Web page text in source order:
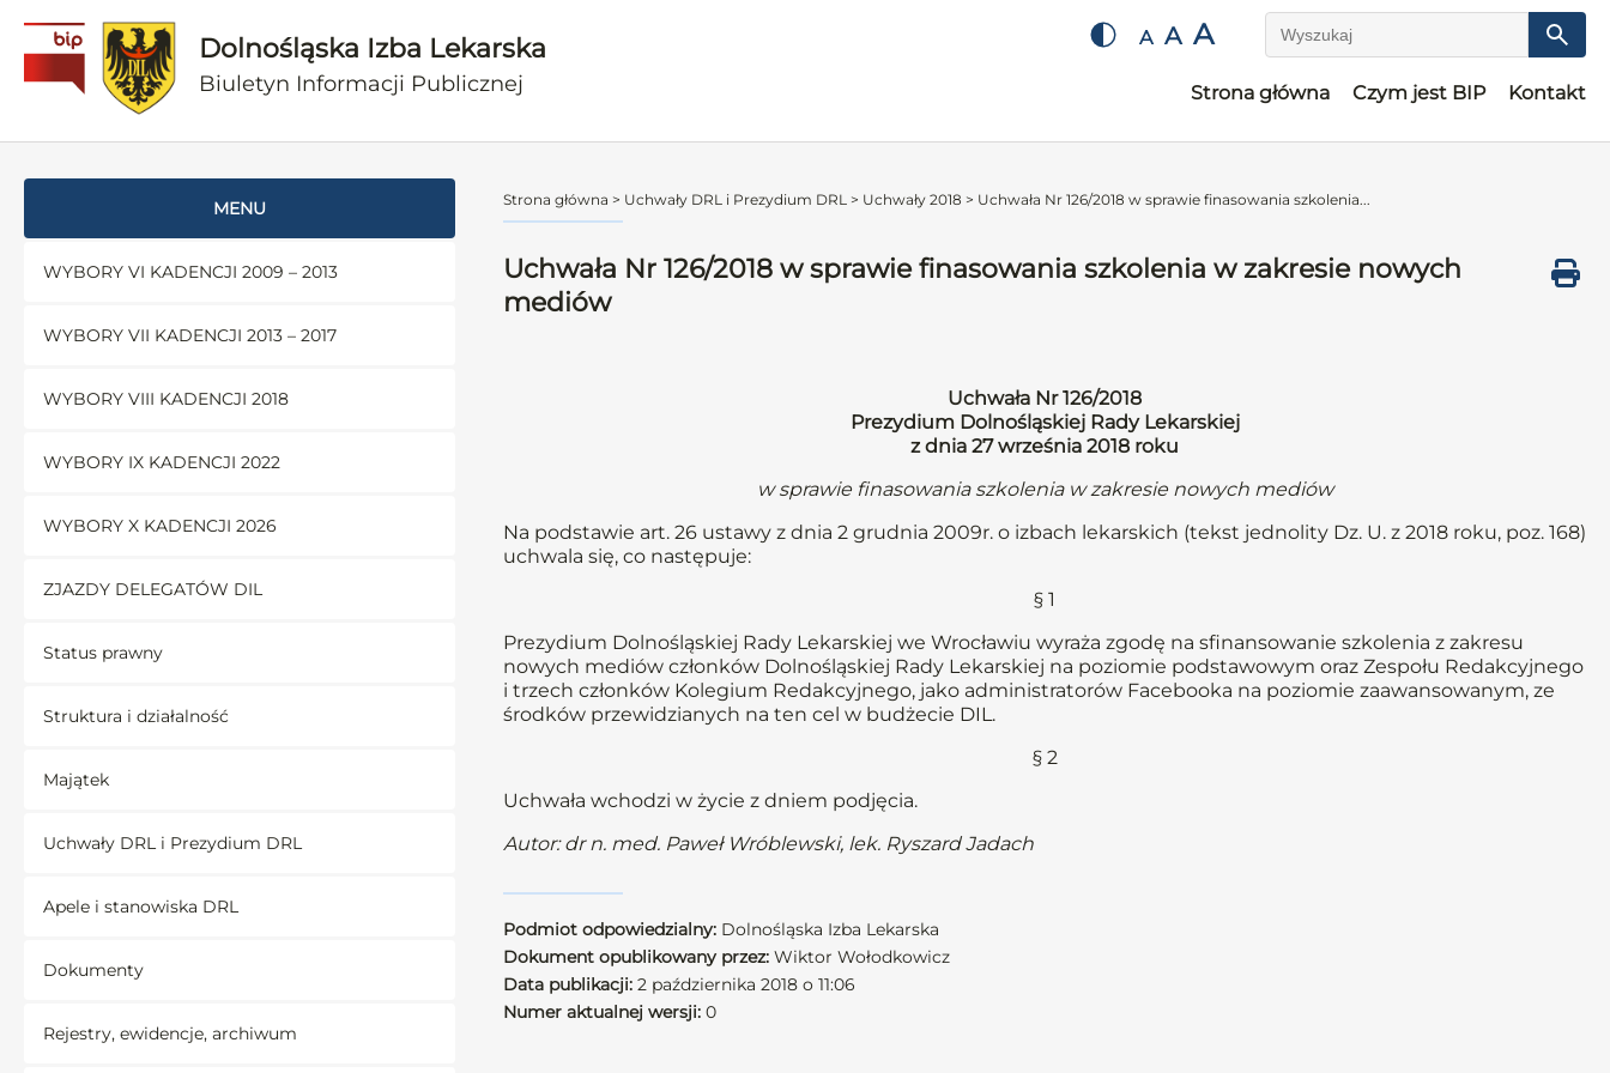
Dolnośląska Izba Lekarska
Biuletyn Informacji Publicznej
A A A Wyszukaj
Strona główna Czym jest BIP Kontakt
MENU
WYBORY VI KADENCJI 2009 – 2013
WYBORY VII KADENCJI 2013 – 2017
WYBORY VIII KADENCJI 2018
WYBORY IX KADENCJI 2022
WYBORY X KADENCJI 2026
ZJAZDY DELEGATÓW DIL
Status prawny
Struktura i działalność
Majątek
Uchwały DRL i Prezydium DRL
Apele i stanowiska DRL
Dokumenty
Rejestry, ewidencje, archiwum
Strona główna > Uchwały DRL i Prezydium DRL > Uchwały 2018 > Uchwała Nr 126/2018 w sprawie finasowania szkolenia...
Uchwała Nr 126/2018 w sprawie finasowania szkolenia w zakresie nowych
mediów
Uchwała Nr 126/2018
Prezydium Dolnośląskiej Rady Lekarskiej
z dnia 27 września 2018 roku
w sprawie finasowania szkolenia w zakresie nowych mediów
Na podstawie art. 26 ustawy z dnia 2 grudnia 2009r. o izbach lekarskich (tekst jednolity Dz. U. z 2018 roku, poz. 168)
uchwala się, co następuje:
§ 1
Prezydium Dolnośląskiej Rady Lekarskiej we Wrocławiu wyraża zgodę na sfinansowanie szkolenia z zakresu
nowych mediów członków Dolnośląskiej Rady Lekarskiej na poziomie podstawowym oraz Zespołu Redakcyjnego
i trzech członków Kolegium Redakcyjnego, jako administratorów Facebooka na poziomie zaawansowanym, ze
środków przewidzianych na ten cel w budżecie DIL.
§ 2
Uchwała wchodzi w życie z dniem podjęcia.
Autor: dr n. med. Paweł Wróblewski, lek. Ryszard Jadach
Podmiot odpowiedzialny: Dolnośląska Izba Lekarska
Dokument opublikowany przez: Wiktor Wołodkowicz
Data publikacji: 2 października 2018 o 11:06
Numer aktualnej wersji: 0